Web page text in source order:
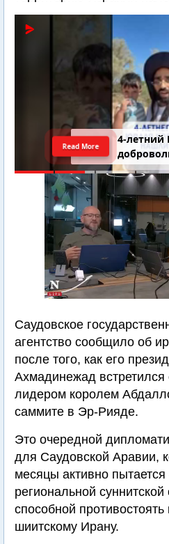
4-летний
Read More
Саудовское
агентство сообщило об
после того, как его
Ахмадинежад встретился
лидером королем
саммите в Эр-Рияде.
Это очередной
для Саудовской Аравии,
месяцы активно
региональной
способной
шиитскому Ирану.